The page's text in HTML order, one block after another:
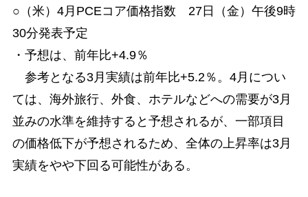
○（米）4月PCEコア価格指数 27日（金）午後9時
30分発表予定
・予想は、前年比+4.9％
参考となる3月実績は前年比+5.2％。4月につい
ては、海外旅行、外食、ホテルなどへの需要が3月
並みの水準を維持すると予想されるが、一部項目
の価格低下が予想されるため、全体の上昇率は3月
実績をやや下回る可能性がある。